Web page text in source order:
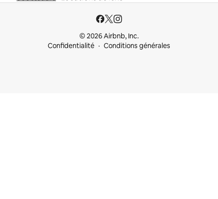
© 2026 Airbnb, Inc.
Confidentialité
Conditions générales